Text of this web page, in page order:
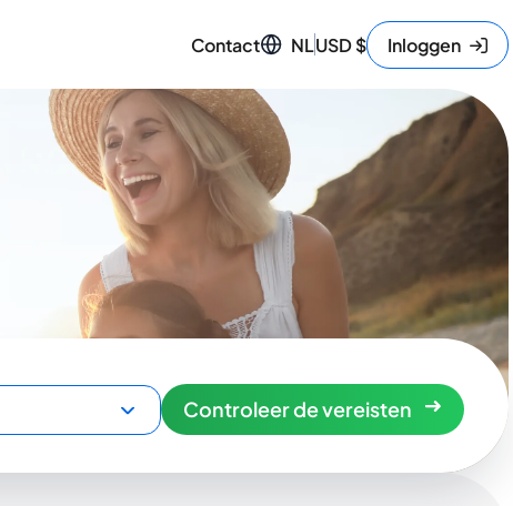
Contact NLUSD$ Inloggen
Controleer de vereisten